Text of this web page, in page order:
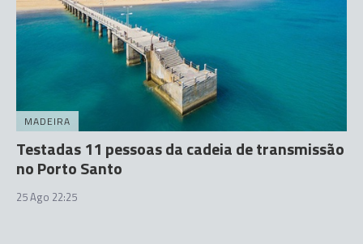
MADEIRA
Testadas 11 pessoas da cadeia de transmissão
no Porto Santo
25 Ago 22:25